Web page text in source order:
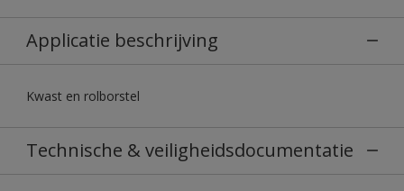
Applicatie beschrijving
Kwast en rolborstel
Technische & veiligheidsdocumentatie